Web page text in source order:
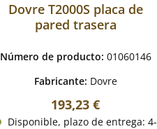
Dovre T2000S placa de
pared trasera
Número de producto: 01060146
Fabricante: Dovre
Precio normal:
193,23 €
Disponible, plazo de entrega: 4-